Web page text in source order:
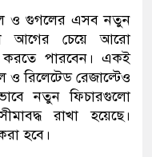
ও গুগলের এসব নতুন
আগের চেয়ে আরো
করতে পারবেন। একই
ও রিলেটেড রেজাল্টেও
নতুন ফিচারগুলো
রাখা হয়েছে।
হবে।